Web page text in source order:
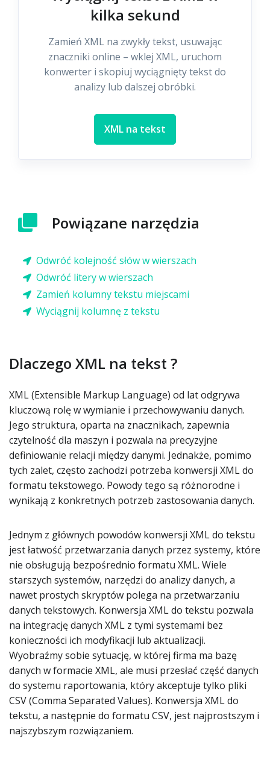
kilka sekund
Zamień XML na zwykły tekst, usuwając
znaczniki online – wklej XML, uruchom
konwerter i skopiuj wyciągnięty tekst do
analizy lub dalszej obróbki.
XML na tekst
Powiązane narzędzia
Odwróć kolejność słów w wierszach
Odwróć litery w wierszach
Zamień kolumny tekstu miejscami
Wyciągnij kolumnę z tekstu
Dlaczego XML na tekst ?
XML (Extensible Markup Language) od lat odgrywa
kluczową rolę w wymianie i przechowywaniu danych.
Jego struktura, oparta na znacznikach, zapewnia
czytelność dla maszyn i pozwala na precyzyjne
definiowanie relacji między danymi. Jednakże, pomimo
tych zalet, często zachodzi potrzeba konwersji XML do
formatu tekstowego. Powody tego są różnorodne i
wynikają z konkretnych potrzeb zastosowania danych.
Jednym z głównych powodów konwersji XML do tekstu
jest łatwość przetwarzania danych przez systemy, które
nie obsługują bezpośrednio formatu XML. Wiele
starszych systemów, narzędzi do analizy danych, a
nawet prostych skryptów polega na przetwarzaniu
danych tekstowych. Konwersja XML do tekstu pozwala
na integrację danych XML z tymi systemami bez
konieczności ich modyfikacji lub aktualizacji.
Wyobraźmy sobie sytuację, w której firma ma bazę
danych w formacie XML, ale musi przesłać część danych
do systemu raportowania, który akceptuje tylko pliki
CSV (Comma Separated Values). Konwersja XML do
tekstu, a następnie do formatu CSV, jest najprostszym i
najszybszym rozwiązaniem.